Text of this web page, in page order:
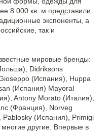
8 000 кв. м представили
экспоненты, а
так и
мировые бренды:
Didriksons
(Испания), Huppa
(Испания) Mayoral
Antony Morato (Италия),
(Франция), Norveg
Pablosky (Испания), Primigi
другие. Впервые в